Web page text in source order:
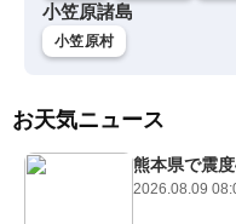
小笠原諸島
小笠原村
お天気ニュース
熊本県で震
2026.08.09